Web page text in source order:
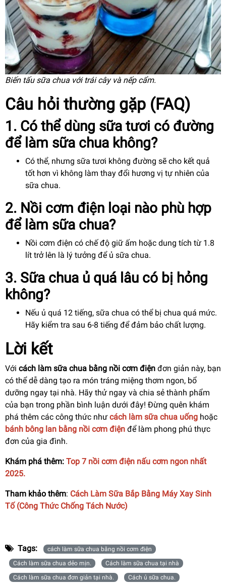
Biến tấu sữa chua với trái cây và nếp cẩm.
Câu hỏi thường gặp (FAQ)
1. Có thể dùng sữa tươi có đường
để làm sữa chua không?
Có thể, nhưng sữa tươi không đường sẽ cho kết quả
tốt hơn vì không làm thay đổi hương vị tự nhiên của
sữa chua.
2. Nồi cơm điện loại nào phù hợp
để làm sữa chua?
Nồi cơm điện có chế độ giữ ấm hoặc dung tích từ 1.8
lít trở lên là lý tưởng để ủ sữa chua.
3. Sữa chua ủ quá lâu có bị hỏng
không?
Nếu ủ quá 12 tiếng, sữa chua có thể bị chua quá mức.
Hãy kiểm tra sau 6-8 tiếng để đảm bảo chất lượng.
Lời kết
Với cách làm sữa chua bằng nồi cơm điện đơn giản này, bạn
có thể dễ dàng tạo ra món tráng miệng thơm ngon, bổ
dưỡng ngay tại nhà. Hãy thử ngay và chia sẻ thành phẩm
của bạn trong phần bình luận dưới đây! Đừng quên khám
phá thêm các công thức như cách làm sữa chua uống hoặc
bánh bông lan bằng nồi cơm điện để làm phong phú thực
đơn của gia đình.
Khám phá thêm: Top 7 nồi cơm điện nấu cơm ngon nhất
2025.
Tham khảo thêm: Cách Làm Sữa Bắp Bằng Máy Xay Sinh
Tố (Công Thức Chống Tách Nước)
Tags:
cách làm sữa chua bằng nồi cơm điện
Cách làm sữa chua dẻo mịn.
Cách làm sữa chua tại nhà
Cách làm sữa chua đơn giản tại nhà.
Cách ủ sữa chua.